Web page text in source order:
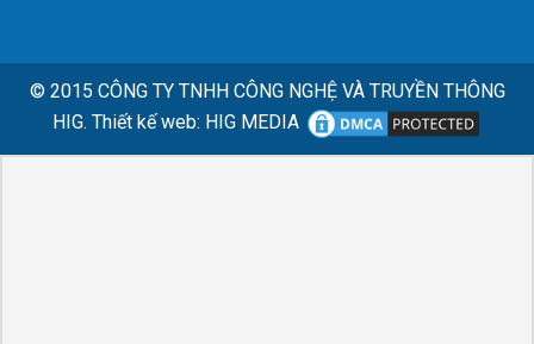
© 2015 CÔNG TY TNHH CÔNG NGHỆ VÀ TRUYỀN THÔNG
HIG. Thiết kế web: HIG MEDIA